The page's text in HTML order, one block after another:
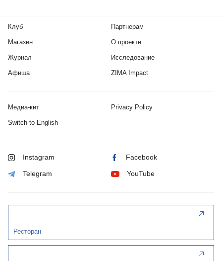
Клуб
Магазин
Журнал
Афиша
Партнерам
О проекте
Исследование
ZIMA Impact
Медиа-кит Privacy Policy
Switch to English
Instagram Facebook
Telegram YouTube
Ресторан